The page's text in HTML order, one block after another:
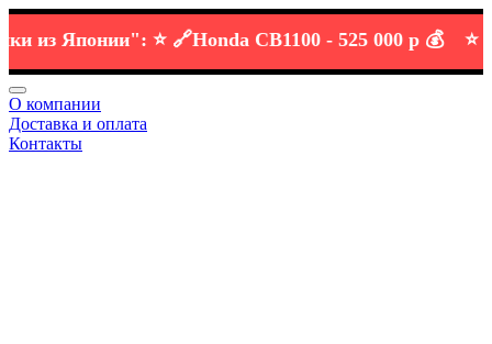
Японии": ⭐️ 🔗 Honda CB1100 -525 000 р 💰 ⭐️ 🔗
О компании
Доставка и оплата
Контакты